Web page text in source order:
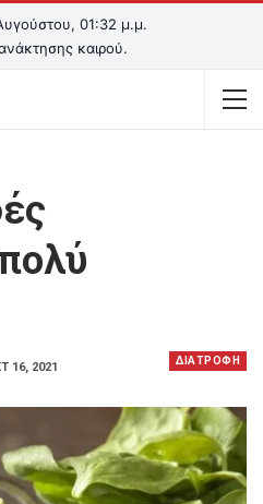
01:32 μ.μ.
καιρού.
ΔΙΑΤΡΟΦΗ
16, 2021